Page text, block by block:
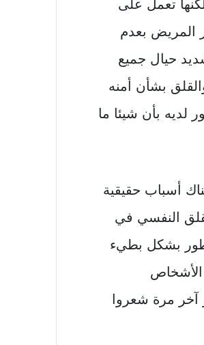
تعمل على
المريض بعدم
حيال جميع
بشأن أمنه
بأن شيئا ما
أسباب حقيقية
النفسي في
بشكل بطيء
الأشخاص
آخر مرة شعروا